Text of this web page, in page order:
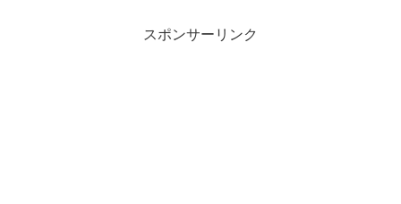
スポンサーリンク